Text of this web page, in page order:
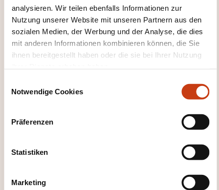
analysieren. Wir teilen ebenfalls Informationen zur
Nutzung unserer Website mit unseren Partnern aus den
sozialen Medien, der Werbung und der Analyse, die dies
mit anderen Informationen kombinieren können, die Sie
ihnen bereitgestellt haben oder die sie bei Ihrer Nutzung
Notwendige Cookies
Präferenzen
Statistiken
Marketing
Wissensmanagement
Seite der